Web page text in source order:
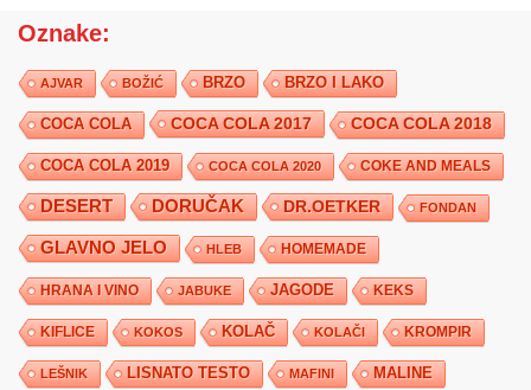
Oznake:
AJVAR BOŽIĆ BRZO BRZO I LAKO
COCA COLA COCA COLA 2017 COCA COLA 2018
COCA COLA 2019 COCA COLA 2020 COKE AND MEALS
DESERT DORUČAK DR.OETKER FONDAN
GLAVNO JELO HLEB HOMEMADE
HRANA I VINO JABUKE JAGODE KEKS
KIFLICE KOKOS KOLAČ KOLAČI KROMPIR
LEŠNIK LISNATO TESTO MAFINI MALINE